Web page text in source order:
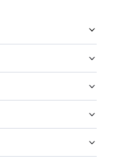
Stworzona, aby
zarost, kiedy jesteś
Seed Oil,
Acid, Helianthus
Parkii